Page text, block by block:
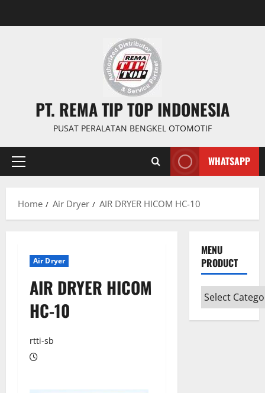
PT. REMA TIP TOP INDONESIA
PUSAT PERALATAN BENGKEL OTOMOTIF
WHATSAPP
Home Air Dryer AIR DRYER HICOM HC-10
Air Dryer
AIR DRYER HICOM
HC-10
rtti-sb
MENU
PRODUCT